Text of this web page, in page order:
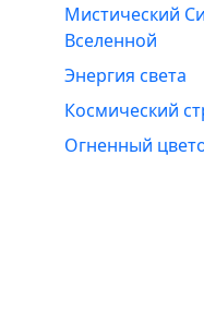
Мистический
Вселенной
Энергия света
Космический
Огненный